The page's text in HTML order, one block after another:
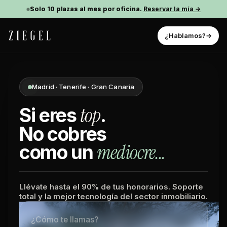
Solo 10 plazas al mes por oficina. Reservar la mía →
¿Hablamos?
Madrid · Tenerife · Gran Canaria
Si erestop.
No cobres
como un mediocre...
Llévate hasta el 90% de tus honorarios. Soporte
total y la mejor tecnología del sector inmobiliario.